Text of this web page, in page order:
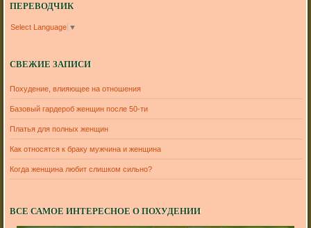
ПЕРЕВОДЧИК
Select Language ▼
СВЕЖИЕ ЗАПИСИ
Похудение, влияющее на отношения
Базовый гардероб женщин после 50-ти
Платья для полных женщин
Как относятся к браку мужчина и женщина
Когда женщина любит слишком сильно?
ВСЕ САМОЕ ИНТЕРЕСНОЕ О ПОХУДЕНИИ